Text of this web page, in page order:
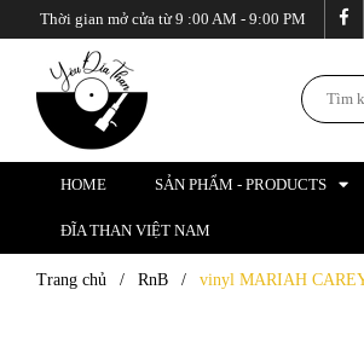
Thời gian mở cửa từ 9 :00 AM - 9:00 PM
HOME SẢN PHẨM - PRODUCTS
ĐĨA THAN VIỆT NAM
Trang chủ / RnB / vinyl MARIAH